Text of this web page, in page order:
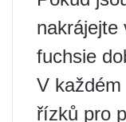
nakrájejte
fuchsie
V
řízků pro